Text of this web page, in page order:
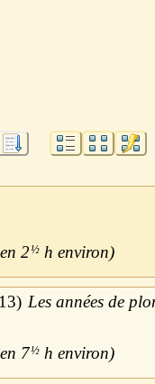
2½h
Les années de
7½h